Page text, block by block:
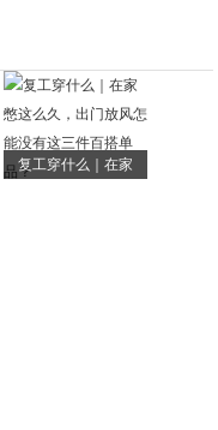
复工穿什么｜在家